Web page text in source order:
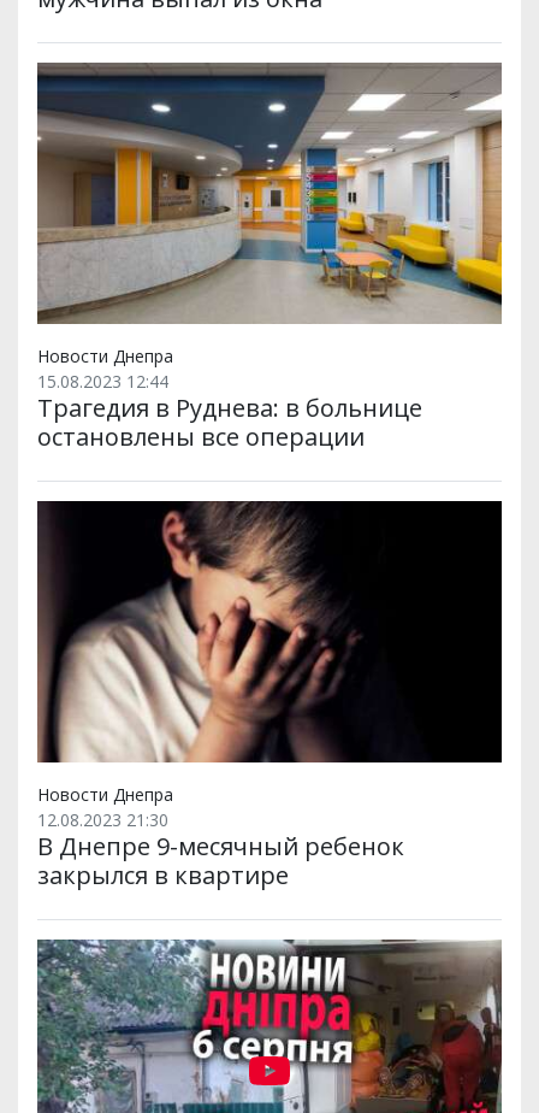
Новости Днепра
15.08.2023 12:44
Трагедия в Руднева: в больнице
остановлены все операции
Новости Днепра
12.08.2023 21:30
В Днепре 9-месячный ребенок
закрылся в квартире